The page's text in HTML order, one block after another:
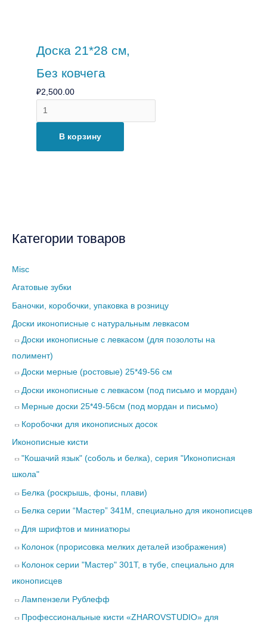
Категории товаров
Misc
Агатовые зубки
Баночки, коробочки, упаковка в розницу
Доски иконописные с натуральным левкасом
Доски иконописные с левкасом (для позолоты на
полимент)
Доски мерные (ростовые) 25*49-56 см
Доски иконописные с левкасом (под письмо и мордан)
Мерные доски 25*49-56см (под мордан и письмо)
Коробочки для иконописных досок
Иконописные кисти
"Кошачий язык" (соболь и белка), серия "Иконописная
школа"
Белка (роскрышь, фоны, плави)
Белка серии “Мастер” 341М, специально для иконописцев
Для шрифтов и миниатюры
Колонок (прорисовка мелких деталей изображения)
Колонок серии "Мастер" 301Т, в тубе, специально для
иконописцев
Лампензели Рублефф
Профессиональные кисти «ZHAROVSTUDIO» для
Доска 21*28 см,
Без ковчега
₽2,500.00
В корзину